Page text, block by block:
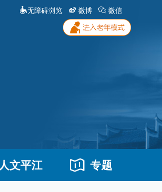
无障碍浏览 微博 微信
人文平江 专题